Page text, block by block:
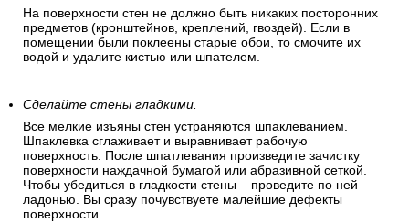
На поверхности стен не должно быть никаких посторонних
предметов (кронштейнов, креплений, гвоздей). Если в
помещении были поклеены старые обои, то смочите их
водой и удалите кистью или шпателем.
Сделайте стены гладкими.
Все мелкие изъяны стен устраняются шпаклеванием.
Шпаклевка сглаживает и выравнивает рабочую
поверхность. После шпатлевания произведите зачистку
поверхности наждачной бумагой или абразивной сеткой.
Чтобы убедиться в гладкости стены – проведите по ней
ладонью. Вы сразу почувствуете малейшие дефекты
поверхности.